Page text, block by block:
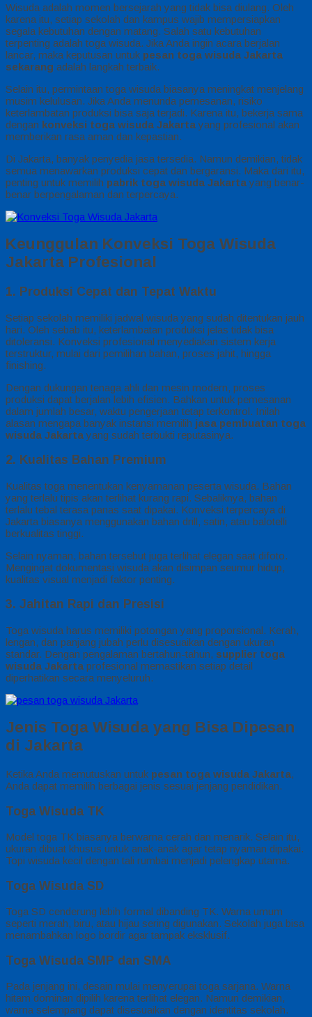
Wisuda adalah momen bersejarah yang tidak bisa diulang. Oleh
karena itu, setiap sekolah dan kampus wajib mempersiapkan
segala kebutuhan dengan matang. Salah satu kebutuhan
terpenting adalah toga wisuda. Jika Anda ingin acara berjalan
lancar, maka keputusan untuk pesan toga wisuda Jakarta
sekarang adalah langkah terbaik.
Selain itu, permintaan toga wisuda biasanya meningkat menjelang
musim kelulusan. Jika Anda menunda pemesanan, risiko
keterlambatan produksi bisa saja terjadi. Karena itu, bekerja sama
dengan konveksi toga wisuda Jakartayang profesional akan
memberikan rasa aman dan kepastian.
Di Jakarta, banyak penyedia jasa tersedia. Namun demikian, tidak
semua menawarkan produksi cepat dan bergaransi. Maka dari itu,
penting untuk memilih pabrik toga wisuda Jakartayang benar-
benar berpengalaman dan terpercaya.
Keunggulan Konveksi Toga Wisuda
Jakarta Profesional
1. Produksi Cepat dan Tepat Waktu
Setiap sekolah memiliki jadwal wisuda yang sudah ditentukan jauh
hari. Oleh sebab itu, keterlambatan produksi jelas tidak bisa
ditoleransi. Konveksi profesional menyediakan sistem kerja
terstruktur, mulai dari pemilihan bahan, proses jahit, hingga
finishing.
Dengan dukungan tenaga ahli dan mesin modern, proses
produksi dapat berjalan lebih efisien. Bahkan untuk pemesanan
dalam jumlah besar, waktu pengerjaan tetap terkontrol. Inilah
alasan mengapa banyak instansi memilih jasa pembuatan toga
wisuda Jakartayang sudah terbukti reputasinya.
2. Kualitas Bahan Premium
Kualitas toga menentukan kenyamanan peserta wisuda. Bahan
yang terlalu tipis akan terlihat kurang rapi. Sebaliknya, bahan
terlalu tebal terasa panas saat dipakai. Konveksi terpercaya di
Jakarta biasanya menggunakan bahan drill, satin, atau balotelli
berkualitas tinggi.
Selain nyaman, bahan tersebut juga terlihat elegan saat difoto.
Mengingat dokumentasi wisuda akan disimpan seumur hidup,
kualitas visual menjadi faktor penting.
3. Jahitan Rapi dan Presisi
Toga wisuda harus memiliki potongan yang proporsional. Kerah,
lengan, dan panjang jubah perlu disesuaikan dengan ukuran
standar. Dengan pengalaman bertahun-tahun, supplier toga
wisuda Jakarta profesional memastikan setiap detail
diperhatikan secara menyeluruh.
Jenis Toga Wisuda yang Bisa Dipesan
di Jakarta
Ketika Anda memutuskan untuk pesan toga wisuda Jakarta,
Anda dapat memilih berbagai jenis sesuai jenjang pendidikan.
Toga Wisuda TK
Model toga TK biasanya berwarna cerah dan menarik. Selain itu,
ukuran dibuat khusus untuk anak-anak agar tetap nyaman dipakai.
Topi wisuda kecil dengan tali rumbai menjadi pelengkap utama.
Toga Wisuda SD
Toga SD cenderung lebih formal dibanding TK. Warna umum
seperti merah, biru, atau hijau sering digunakan. Sekolah juga bisa
menambahkan logo bordir agar tampak eksklusif.
Toga Wisuda SMP dan SMA
Pada jenjang ini, desain mulai menyerupai toga sarjana. Warna
hitam dominan dipilih karena terlihat elegan. Namun demikian,
warna selempang dapat disesuaikan dengan identitas sekolah.